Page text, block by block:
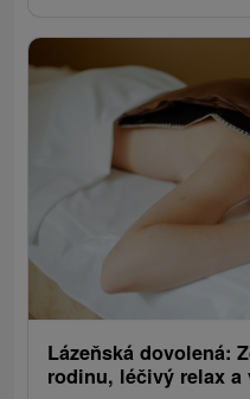
Lázeňská dovolená:
rodinu, léčivý relax a